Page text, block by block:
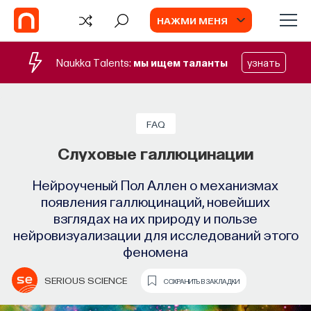
НАЖМИ МЕНЯ
Naukka Talents: мы ищем таланты узнать
FAQ
Слуховые галлюцинации
Нейроученый Пол Аллен о механизмах
появления галлюцинаций, новейших
взглядах на их природу и пользе
нейровизуализации для исследований этого
феномена
SERIOUS SCIENCE СОХРАНИТЬ В ЗАКЛАДКИ
TV
ИИ в университете, цели